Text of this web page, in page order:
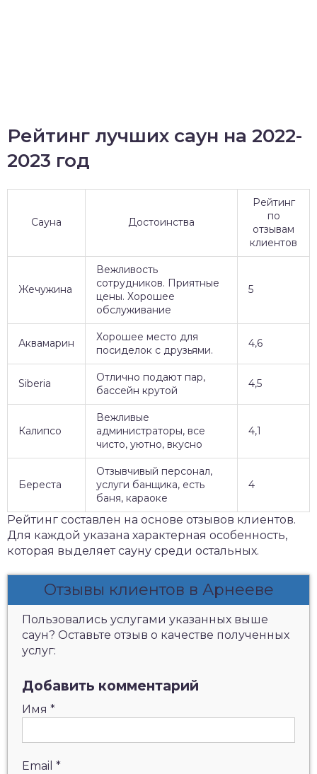
Рейтинг лучших саун на 2022-
2023 год
Сауна Достоинства
Рейтинг
по
отзывам
клиентов
Жечужина
Вежливость
сотрудников. Приятные
цены. Хорошее
обслуживание
5
Аквамарин
Хорошее место для
посиделок с друзьями.
4,6
Siberia
Отлично подают пар,
бассейн крутой
4,5
Калипсо
Вежливые
администраторы, все
чисто, уютно, вкусно
4,1
Береста
Отзывчивый персонал,
услуги банщика, есть
баня, караоке
4
Рейтинг составлен на основе отзывов клиентов.
Для каждой указана характерная особенность,
которая выделяет сауну среди остальных.
Отзывы клиентов в Арнееве
Пользовались услугами указанных выше
саун? Оставьте отзыв о качестве полученных
услуг:
Добавить комментарий
Имя *
Email *